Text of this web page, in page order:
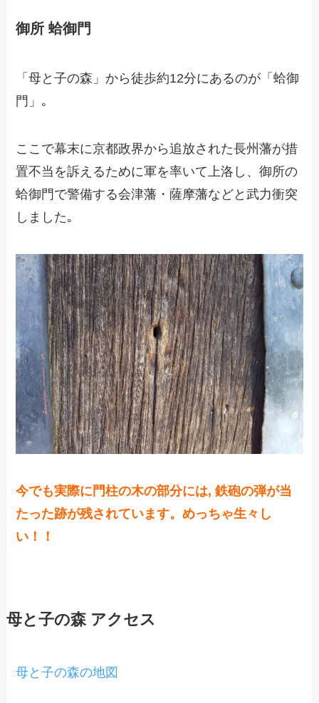
御所 蛤御門
「母と子の森」から徒歩約12分にあるのが「蛤御
門」｡
ここで幕末に京都政界から追放された長州藩が措
置不当を訴えるために軍を率いて上洛し、御所の
蛤御門で警備する会津藩・薩摩藩などと武力衝突
しました｡
今でも実際に門柱の木の部分には, 鉄砲の弾が当
たった跡が残されています。めっちゃ生々し
い！！
母と子の森 アクセス
母と子の森の地図